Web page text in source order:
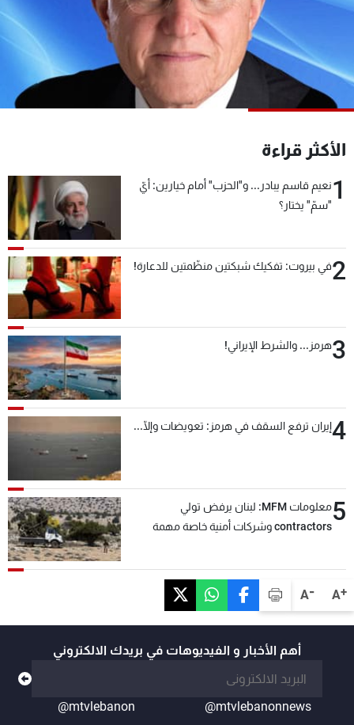
A+
A-
الأكثر قراءة
1نعيم قاسم يبادر... و"الحزب" أمام خيارين: أيّ
"سمّ" يختار؟
2في بيروت: تفكيك شبكتين منظّمتين للدعارة!
3هرمز... والشرط الإيراني!
4إيران ترفع السقف في هرمز: تعويضات وإلّا...
5
معلومات MFM: لبنان يرفض تولي
contractors وشركات أمنية خاصة مهمة
أهم الأخبار و الفيديوهات في بريدك الالكتروني
@mtvlebanonnews
@mtvlebanon
جدول البرامج
شاهد البرامج
الترددات
عن MTV
لاعلاناتكم
وظائف